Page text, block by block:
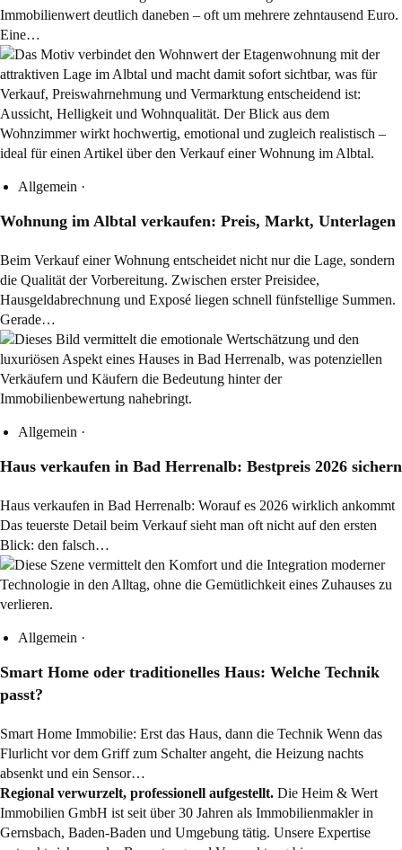
Immobilienwert deutlich daneben – oft um mehrere zehntausend Euro.
Eine…
Allgemein ·
Wohnung im Albtal verkaufen: Preis, Markt, Unterlagen
Beim Verkauf einer Wohnung entscheidet nicht nur die Lage, sondern
die Qualität der Vorbereitung. Zwischen erster Preisidee,
Hausgeldabrechnung und Exposé liegen schnell fünfstellige Summen.
Gerade…
Allgemein ·
Haus verkaufen in Bad Herrenalb: Bestpreis 2026 sichern
Haus verkaufen in Bad Herrenalb: Worauf es 2026 wirklich ankommt
Das teuerste Detail beim Verkauf sieht man oft nicht auf den ersten
Blick: den falsch…
Allgemein ·
Smart Home oder traditionelles Haus: Welche Technik
passt?
Smart Home Immobilie: Erst das Haus, dann die Technik Wenn das
Flurlicht vor dem Griff zum Schalter angeht, die Heizung nachts
absenkt und ein Sensor…
Regional verwurzelt, professionell aufgestellt. Die Heim & Wert
Immobilien GmbH ist seit über 30 Jahren als Immobilienmaklerin
Gernsbach, Baden-Baden und Umgebung tätig. Unsere Expertise